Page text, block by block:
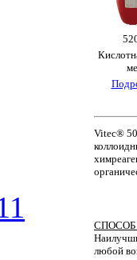
Vitec®
любой